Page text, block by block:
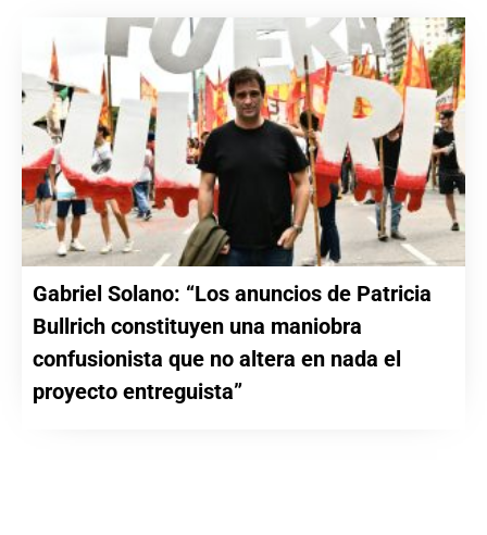
Gabriel Solano: “Los anuncios de Patricia
Bullrich constituyen una maniobra
confusionista que no altera en nada el
proyecto entreguista”